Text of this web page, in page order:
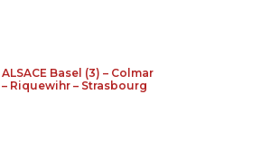
ALSACE Basel (3) – Colmar
– Riquewihr – Strasbourg